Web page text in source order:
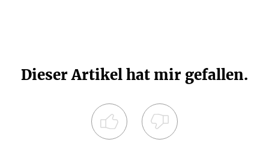
Dieser Artikel hat mir gefallen.